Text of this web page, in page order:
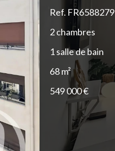
Ref. FR6588279
2 chambres
1 salle de bain
68 m²
549 000 €